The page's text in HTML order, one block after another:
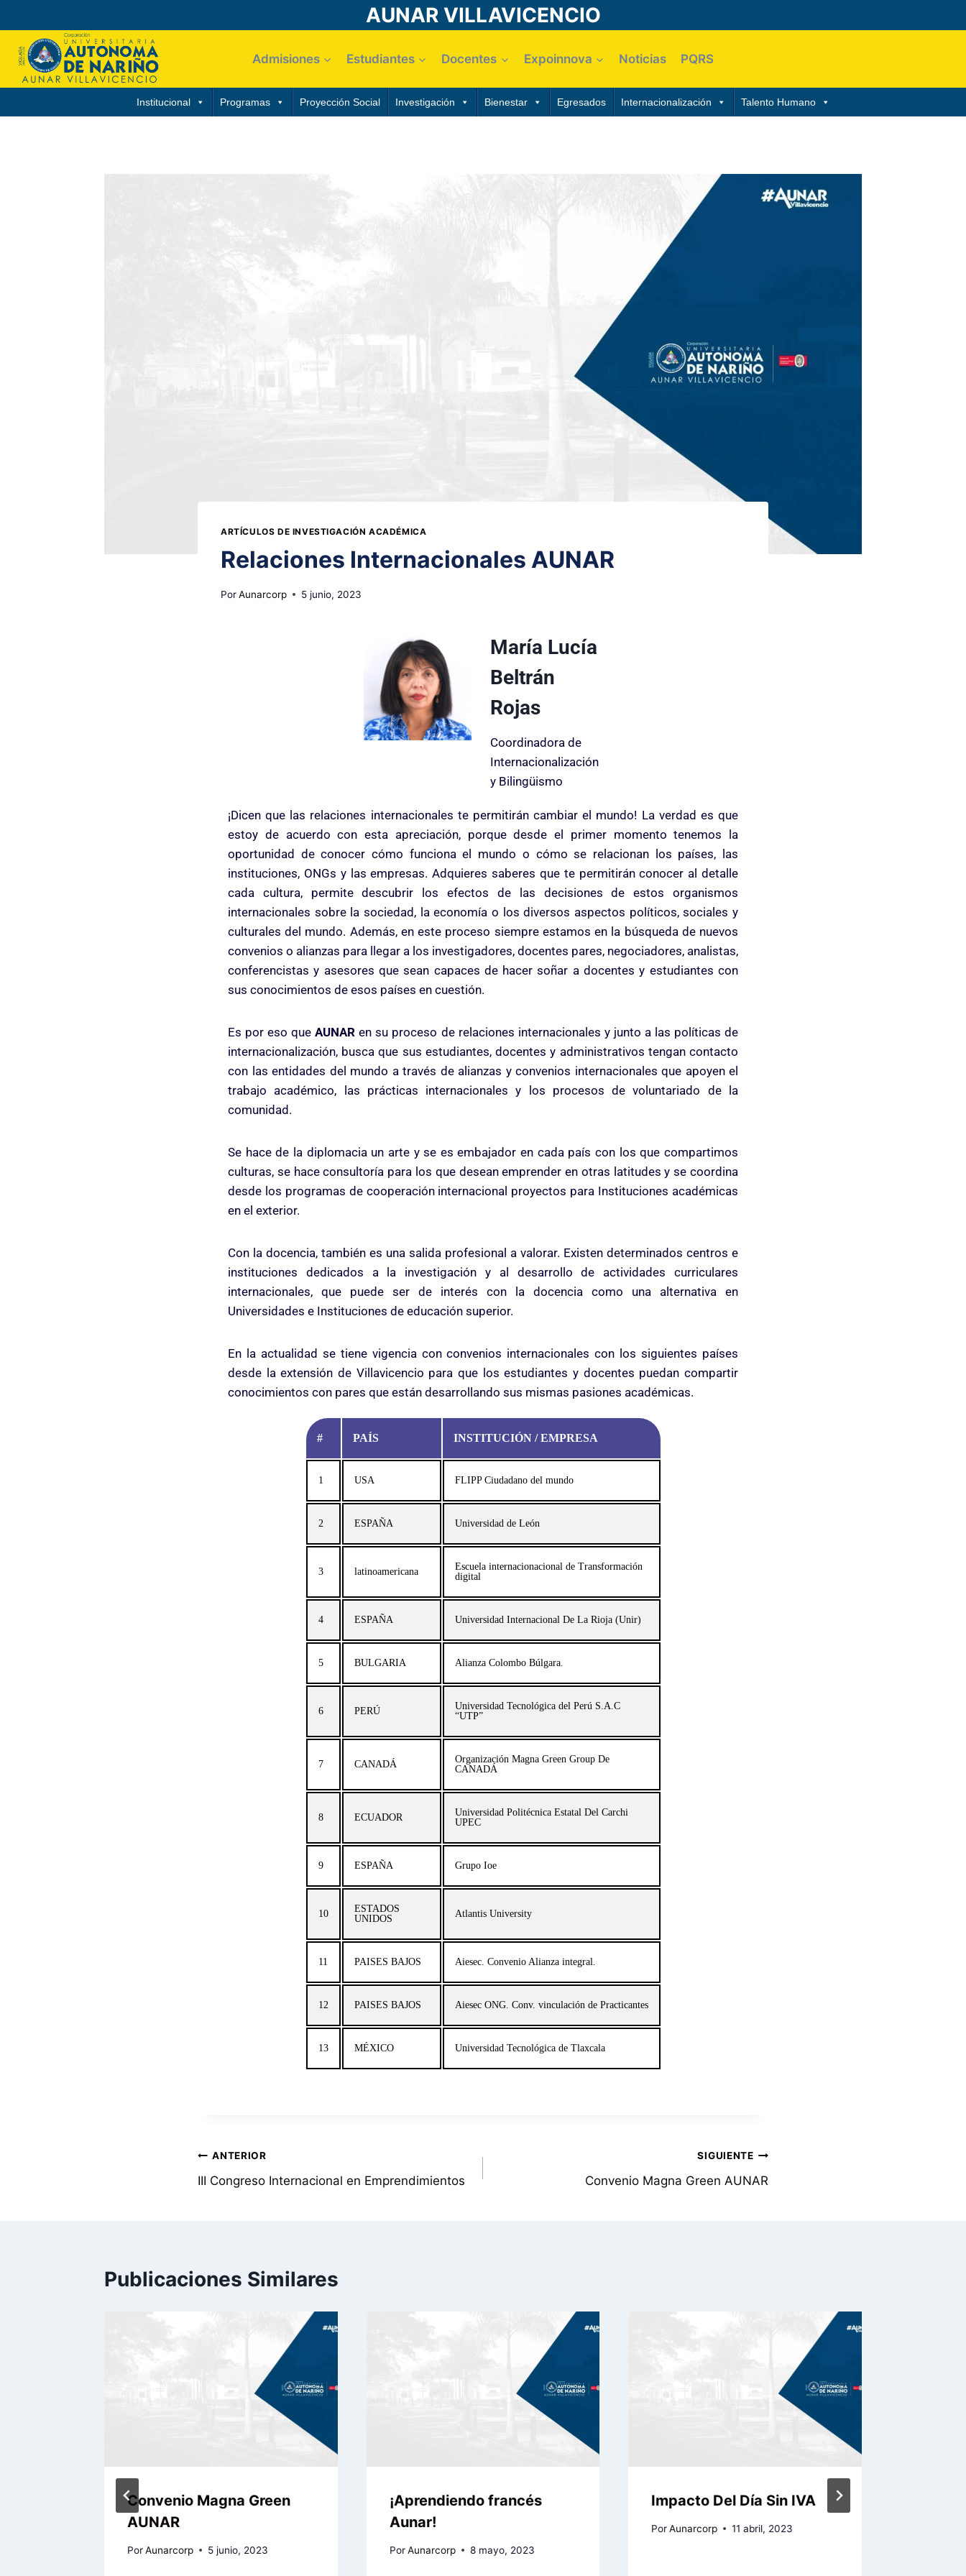
AUNAR VILLAVICENCIO
Admisiones Estudiantes Docentes Expoinnova Noticias PQRS
Institucional Programas Proyección Social Investigación Bienestar Egresados Internacionalización Talento Humano
ARTÍCULOS DE INVESTIGACIÓN ACADÉMICA
Relaciones Internacionales AUNAR
PorAunarcorp 5 junio, 2023
María Lucía
Beltrán
Rojas
Coordinadora de
Internacionalización
y Bilingüismo
¡Dicen que las relaciones internacionales te permitirán cambiar el mundo! La verdad es que
estoy de acuerdo con esta apreciación, porque desde el primer momento tenemos la
oportunidad de conocer cómo funciona el mundo o cómo se relacionan los países, las
instituciones, ONGs y las empresas. Adquieres saberes que te permitirán conocer al detalle
cada cultura, permite descubrir los efectos de las decisiones de estos organismos
internacionales sobre la sociedad, la economía o los diversos aspectos políticos, sociales y
culturales del mundo. Además, en este proceso siempre estamos en la búsqueda de nuevos
convenios o alianzas para llegar a los investigadores, docentes pares, negociadores, analistas,
conferencistas y asesores que sean capaces de hacer soñar a docentes y estudiantes con
sus conocimientos de esos países en cuestión.
Es por eso queAUNAR en su proceso de relaciones internacionales y junto a las políticas de
internacionalización, busca que sus estudiantes, docentes y administrativos tengan contacto
con las entidades del mundo a través de alianzas y convenios internacionales que apoyen el
trabajo académico, las prácticas internacionales y los procesos de voluntariado de la
comunidad.
Se hace de la diplomacia un arte y se es embajador en cada país con los que compartimos
culturas, se hace consultoría para los que desean emprender en otras latitudes y se coordina
desde los programas de cooperación internacional proyectos para Instituciones académicas
en el exterior.
Con la docencia, también es una salida profesional a valorar. Existen determinados centros e
instituciones dedicados a la investigación y al desarrollo de actividades curriculares
internacionales, que puede ser de interés con la docencia como una alternativa en
Universidades e Instituciones de educación superior.
En la actualidad se tiene vigencia con convenios internacionales con los siguientes países
desde la extensión de Villavicencio para que los estudiantes y docentes puedan compartir
conocimientos con pares que están desarrollando sus mismas pasiones académicas.
# PAÍS INSTITUCIÓN / EMPRESA
1 USA FLIPP Ciudadano del mundo
2 ESPAÑA Universidad de León
3 latinoamericana
Escuela internacionacional de Transformación
digital
4 ESPAÑA Universidad Internacional De La Rioja (Unir)
5 BULGARIA Alianza Colombo Búlgara.
6 PERÚ
Universidad Tecnológica del Perú S.A.C
“UTP”
7 CANADÁ
Organización Magna Green Group De
CANADÁ
8 ECUADOR
Universidad Politécnica Estatal Del Carchi
UPEC
9 ESPAÑA Grupo Ioe
10
ESTADOS
UNIDOS
Atlantis University
11 PAISES BAJOS Aiesec. Convenio Alianza integral.
12 PAISES BAJOS Aiesec ONG. Conv. vinculación de Practicantes
13 MÉXICO Universidad Tecnológica de Tlaxcala
ANTERIOR
III Congreso Internacional en Emprendimientos
SIGUIENTE
Convenio Magna Green AUNAR
Publicaciones Similares
Convenio Magna Green
AUNAR
PorAunarcorp 5 junio, 2023
¡Aprendiendo francés
Aunar!
Por Aunarcorp 8 mayo, 2023
Impacto Del Día Sin IVA
Por Aunarcorp 11 abril, 2023